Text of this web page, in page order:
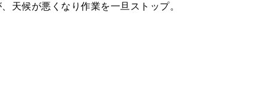
天候が悪くなり作業を一旦ストップ。